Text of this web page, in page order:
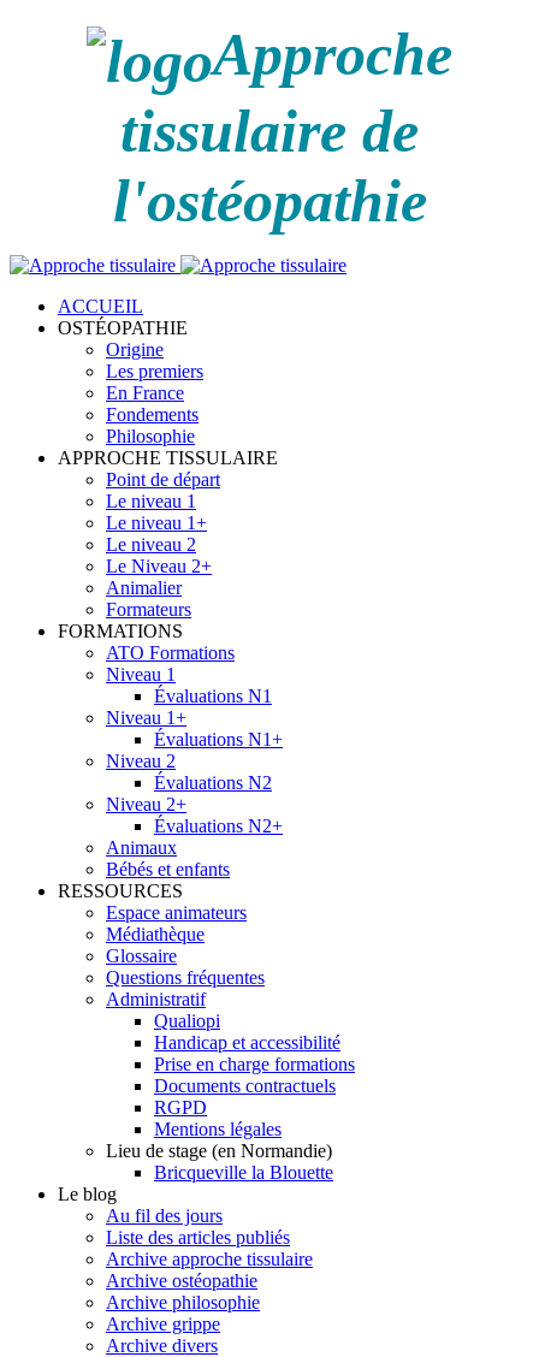
Approche
tissulaire de
l'ostéopathie
ACCUEIL
OSTÉOPATHIE
Origine
Les premiers
En France
Fondements
Philosophie
APPROCHE TISSULAIRE
Point de départ
Le niveau 1
Le niveau 1+
Le niveau 2
Le Niveau 2+
Animalier
Formateurs
FORMATIONS
ATO Formations
Niveau 1
Évaluations N1
Niveau 1+
Évaluations N1+
Niveau 2
Évaluations N2
Niveau 2+
Évaluations N2+
Animaux
Bébés et enfants
RESSOURCES
Espace animateurs
Médiathèque
Glossaire
Questions fréquentes
Administratif
Qualiopi
Handicap et accessibilité
Prise en charge formations
Documents contractuels
RGPD
Mentions légales
Lieu de stage (en Normandie)
Bricqueville la Blouette
Le blog
Au fil des jours
Liste des articles publiés
Archive approche tissulaire
Archive ostéopathie
Archive philosophie
Archive grippe
Archive divers